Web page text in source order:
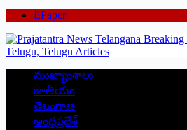
EPaper
ముఖ్యాంశాలు
జాతీయం
తెలంగాణ
ఆంధ్రప్రదేశ్